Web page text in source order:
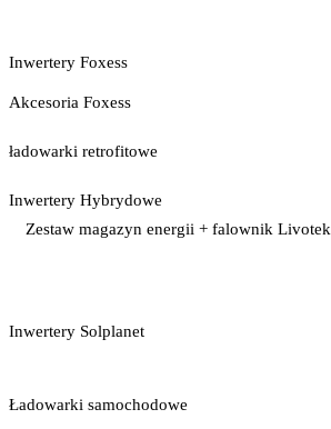
Inwertery Foxess
Akcesoria Foxess
ładowarki retrofitowe
Inwertery Hybrydowe
Zestaw magazyn energii + falownik Livotek
Inwertery Solplanet
Ładowarki samochodowe